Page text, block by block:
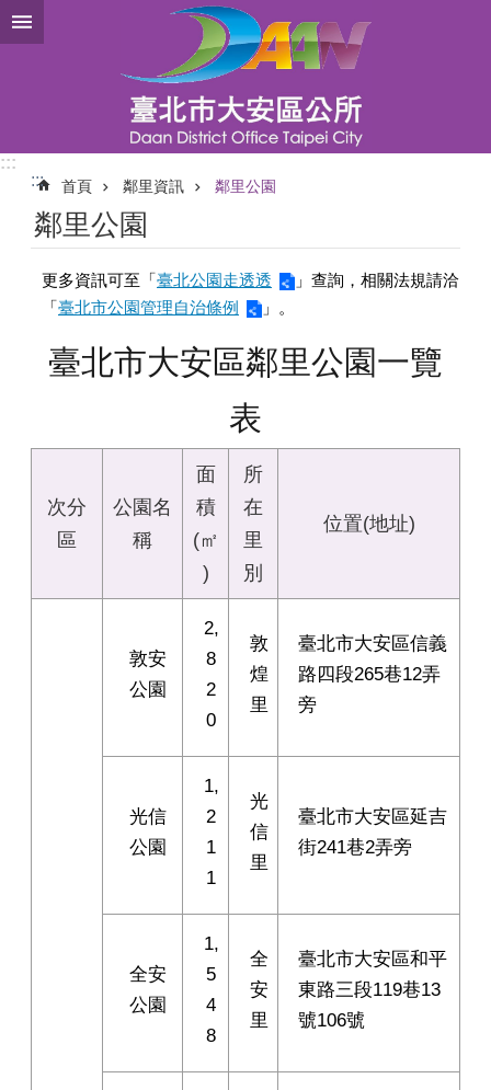
跳到主要內容區塊
:::
:::
首頁 鄰里資訊 鄰里公園
鄰里公園
更多資訊可至「臺北公園走透透
」查詢，相關法規請洽
「臺北市公園管理自治條例 」。
次分
區
公園名
稱
面
積
(㎡
)
所
在
里
別
位置(地址)
臺北市大安區鄰里公園一覽
表
敦安
公園
2,
8
2
0
敦
煌
里
臺北市大安區信義
路四段265巷12弄
旁
光信
公園
1,
2
1
1
光
信
里
臺北市大安區延吉
街241巷2弄旁
全安
公園
1,
5
4
8
全
安
里
臺北市大安區和平
東路三段119巷13
號106號